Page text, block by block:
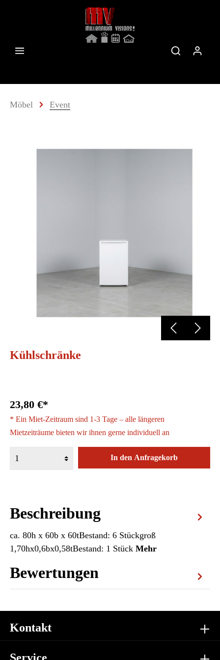
Möbel Event
Kühlschränke
23,80 €*
* Ein Miet-Zeitraum sind 1-3 Tage – alle längeren
Mietzeiträume bieten wir ihnen gerne individuell an
In den Anfragekorb
Beschreibung
ca. 80h x 60b x 60tBestand: 6 Stückgroß
1,70hx0,6bx0,58tBestand: 1 Stück Mehr
Bewertungen
Kontakt